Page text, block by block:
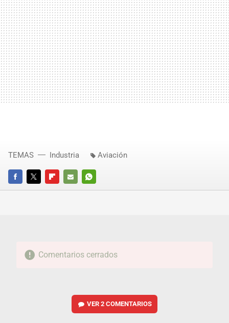
FACEBOOKTWITTERFLIPBOARD
E-
WHATSAPP
TEMAS Industria Aviación
Comentarios cerrados
VER2 COMENTARIOS